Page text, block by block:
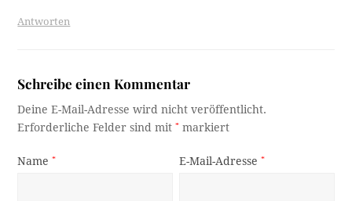
Antworten
Schreibe einen Kommentar
Deine E-Mail-Adresse wird nicht veröffentlicht.
Erforderliche Felder sind mit* markiert
Name* E-Mail-Adresse*